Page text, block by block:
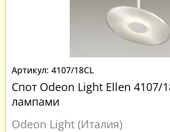
4107/18CL
Спот Odeon Light Ellen 4107/
лампами
Odeon Light (Италия)